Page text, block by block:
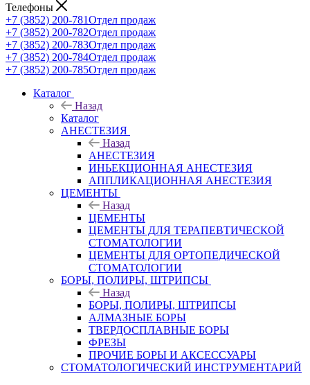
Телефоны
+7 (3852) 200-781Отдел продаж
+7 (3852) 200-782Отдел продаж
+7 (3852) 200-783Отдел продаж
+7 (3852) 200-784Отдел продаж
+7 (3852) 200-785Отдел продаж
Каталог
Назад
Каталог
АНЕСТЕЗИЯ
Назад
АНЕСТЕЗИЯ
ИНЬЕКЦИОННАЯ АНЕСТЕЗИЯ
АППЛИКАЦИОННАЯ АНЕСТЕЗИЯ
ЦЕМЕНТЫ
Назад
ЦЕМЕНТЫ
ЦЕМЕНТЫ ДЛЯ ТЕРАПЕВТИЧЕСКОЙ
СТОМАТОЛОГИИ
ЦЕМЕНТЫ ДЛЯ ОРТОПЕДИЧЕСКОЙ
СТОМАТОЛОГИИ
БОРЫ, ПОЛИРЫ, ШТРИПСЫ
Назад
БОРЫ, ПОЛИРЫ, ШТРИПСЫ
АЛМАЗНЫЕ БОРЫ
ТВЕРДОСПЛАВНЫЕ БОРЫ
ФРЕЗЫ
ПРОЧИЕ БОРЫ И АКСЕССУАРЫ
СТОМАТОЛОГИЧЕСКИЙ ИНСТРУМЕНТАРИЙ